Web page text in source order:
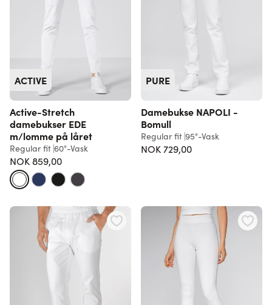
ACTIVE
Active-Stretch
damebukser EDE
m/lomme på låret
Regular fit 60°-Vask
NOK 859,00
PURE
Damebukse NAPOLI -
Bomull
Regular fit 95°-Vask
NOK 729,00